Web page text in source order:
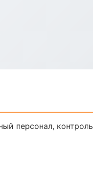
персонал, контроль